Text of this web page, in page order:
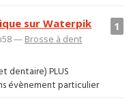
1
sur Waterpik
— Brosse à dent
dentaire) PLUS
évènement particulier